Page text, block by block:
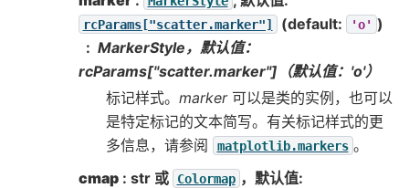
rcParams["scatter.marker"] (default: 'o' )
MarkerStyle，默认值：
rcParams["scatter.marker"]（默认值：'o'）
标记样式。 marker可以是类的实例，也可以
是特定标记的文本简写。有关标记样式的更
多信息，请参阅
matplotlib.markers 。
cmap: str 或 Colormap ，默认值: